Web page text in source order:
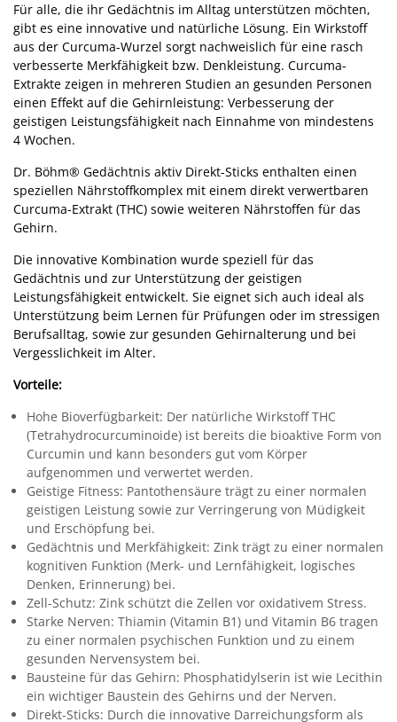
Für alle, die ihr Gedächtnis im Alltag unterstützen möchten,
gibt es eine innovative und natürliche Lösung. Ein Wirkstoff
aus der Curcuma-Wurzel sorgt nachweislich für eine rasch
verbesserte Merkfähigkeit bzw. Denkleistung. Curcuma-
Extrakte zeigen in mehreren Studien an gesunden Personen
einen Effekt auf die Gehirnleistung: Verbesserung der
geistigen Leistungsfähigkeit nach Einnahme von mindestens
4 Wochen.
Dr. Böhm® Gedächtnis aktiv Direkt-Sticks enthalten einen
speziellen Nährstoffkomplex mit einem direkt verwertbaren
Curcuma-Extrakt (THC) sowie weiteren Nährstoffen für das
Gehirn.
Die innovative Kombination wurde speziell für das
Gedächtnis und zur Unterstützung der geistigen
Leistungsfähigkeit entwickelt. Sie eignet sich auch ideal als
Unterstützung beim Lernen für Prüfungen oder im stressigen
Berufsalltag, sowie zur gesunden Gehirnalterung und bei
Vergesslichkeit im Alter.
Vorteile:
Hohe Bioverfügbarkeit: Der natürliche Wirkstoff THC
(Tetrahydrocurcuminoide) ist bereits die bioaktive Form von
Curcumin und kann besonders gut vom Körper
aufgenommen und verwertet werden.
Geistige Fitness: Pantothensäure trägt zu einer normalen
geistigen Leistung sowie zur Verringerung von Müdigkeit
und Erschöpfung bei.
Gedächtnis und Merkfähigkeit: Zink trägt zu einer normalen
kognitiven Funktion (Merk- und Lernfähigkeit, logisches
Denken, Erinnerung) bei.
Zell-Schutz: Zink schützt die Zellen vor oxidativem Stress.
Starke Nerven: Thiamin (Vitamin B1) und Vitamin B6 tragen
zu einer normalen psychischen Funktion und zu einem
gesunden Nervensystem bei.
Bausteine für das Gehirn: Phosphatidylserin ist wie Lecithin
ein wichtiger Baustein des Gehirns und der Nerven.
Direkt-Sticks: Durch die innovative Darreichungsform als